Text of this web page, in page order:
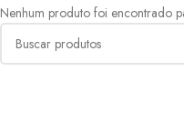
Nenhum produto foi encontrado